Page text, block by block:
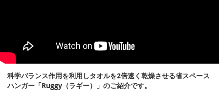
科学バランス作用を利用しタオルを2倍速く乾燥させる省スペース
ハンガー「Ruggy（ラギー）」のご紹介です。